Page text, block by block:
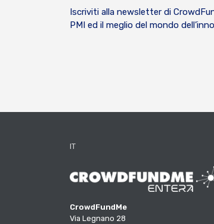
Iscriviti alla newsletter di
PMI ed il meglio del mondo
IT
CrowdFundMe
Via Legnano 28